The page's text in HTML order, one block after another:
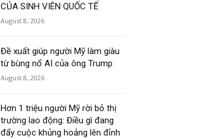
CỦA SINH VIÊN QUỐC TẾ
August 8, 2026
Đề xuất giúp người Mỹ làm giàu
từ bùng nổ AI của ông Trump
August 8, 2026
Hơn 1 triệu người Mỹ rời bỏ thị
trường lao động: Điều gì đang
đẩy cuộc khủng hoảng lên đỉnh